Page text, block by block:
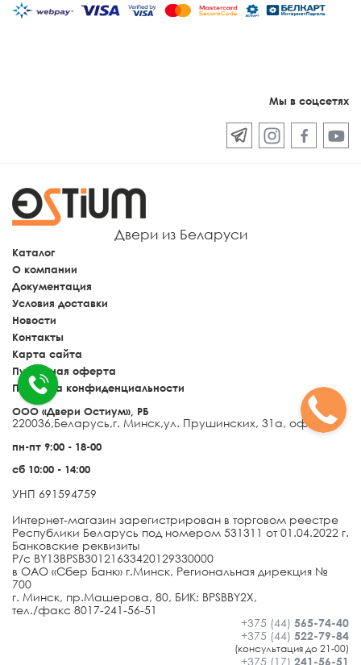
Мы в соцсетях
Двери из Беларуси
Каталог
О компании
Документация
Условия доставки
Новости
Контакты
Карта сайта
Публичная оферта
Политика конфиденциальности
ООО «Двери Остиум», РБ
220036,Беларусь,г. Минск,ул. Прушинских, 31а, офис 29
пн-пт 9:00 - 18-00
сб 10:00 - 14:00
УНП 691594759
Интернет-магазин зарегистрирован в торговом реестре
Республики Беларусь под номером 531311 от 01.04.2022 г.
Банковские реквизиты
Р/с BY13BPSB30121633420129330000
в ОАО «Сбер Банк» г.Минск, Региональная дирекция №
700
г. Минск, пр.Машерова, 80, БИК: BPSBBY2X,
тел./факс 8017-241-56-51
+375 (44) 565-74-40
+375 (44) 522-79-84
(консультация до 21-00)
+375 (17) 241-56-51